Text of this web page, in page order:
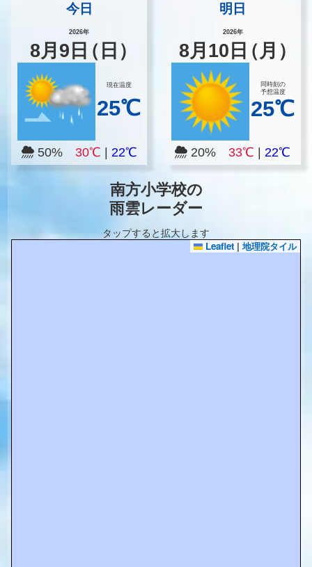
今日
2026年
8月 9 日（日）
現在温度
25℃
50% 30℃ 22℃
明日
2026年
8月 10 日（月）
同時刻の
予想温度
25℃
20% 33℃ |22℃
南方小学校の
雨雲レーダー
タップすると拡大します
Leaflet | 地理院タイル